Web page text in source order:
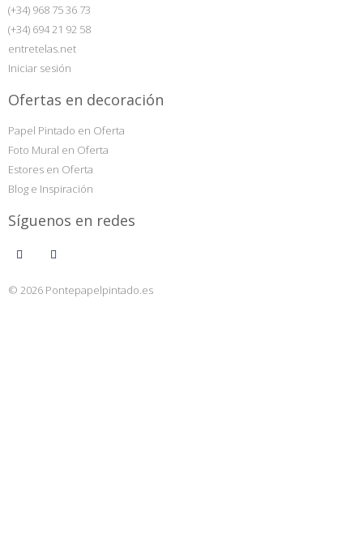
(+34) 968 75 36 73
(+34) 694 21 92 58
entretelas.net
Iniciar sesión
Ofertas en decoración
Papel Pintado en Oferta
Foto Mural en Oferta
Estores en Oferta
Blog e Inspiración
Síguenos en redes
© 2026 Pontepapelpintado.es